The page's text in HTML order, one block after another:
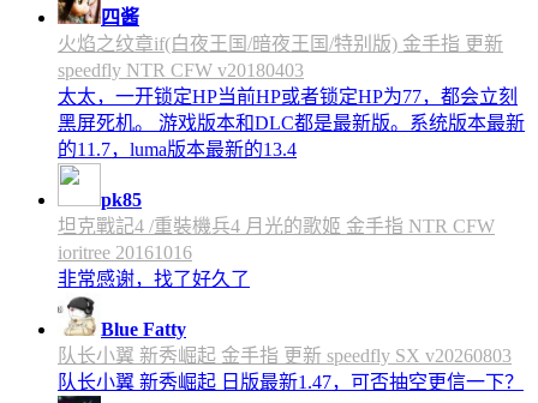
四酱
火焰之纹章if(白夜王国/暗夜王国/特别版) 金手指 更新
speedfly NTR CFW v20180403
太太，一开锁定HP当前HP或者锁定HP为77，都会立刻
黑屏死机。 游戏版本和DLC都是最新版。系统版本最新
的11.7，luma版本最新的13.4
pk85
坦克戰記4 /重裝機兵4 月光的歌姬 金手指 NTR CFW
ioritree 20161016
非常感谢，找了好久了
Blue Fatty
队长小翼 新秀崛起 金手指 更新 speedfly SX v20260803
队长小翼 新秀崛起 日版最新1.47，可否抽空更信一下？